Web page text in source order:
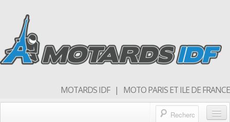
MOTARDS IDF | MOTO PARIS ET ILE DE FRANCE